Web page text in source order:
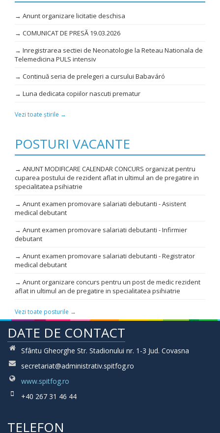
→ Anunt organizare licitatie deschisa
→ COMUNICAT DE PRESĂ 19.03.2026
→ Inregistrarea sectiei de Neonatologie la Reteau Nationala de
Telemedicina PULS intensiv
→ Continuă seria de prelegeri a cursului Babaváró
→ Luna dedicata copiilor nascuti prematur
Vezi toate știrile →
POSTURI VACANTE
→ ANUNT MODIFICARE CALENDAR CONCURS organizat pentru
cuparea postului de rezident aflat in ultimul an de pregatire in
specialitatea psihiatrie
→ Anunt examen promovare salariati debutanti - Asistent
medical debutant
→ Anunt examen promovare salariati debutanti - Infirmier
debutant
→ Anunt examen promovare salariati debutanti - Registrator
medical debutant
→ Anunt organizare concurs pentru un post de medic rezident
aflat in ultimul an de pregatire in specialitatea psihiatrie
Vezi toate posturile →
DATE DE CONTACT
Sfântu Gheorghe Str. Stadionului nr. 1-3 Jud. Covasna
secretariat@administrativ.spitfog.ro
www.spitfog.ro
+40 267 31 46 44
TELEFON